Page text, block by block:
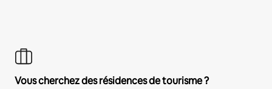
Vous cherchez des résidences de tourisme ?